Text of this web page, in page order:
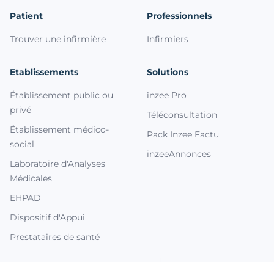
Patient
Trouver une infirmière
Professionnels
Infirmiers
Etablissements
Établissement public ou
privé
Établissement médico-
social
Laboratoire d'Analyses
Médicales
EHPAD
Dispositif d'Appui
Prestataires de santé
Solutions
inzee Pro
Téléconsultation
Pack Inzee Factu
inzeeAnnonces